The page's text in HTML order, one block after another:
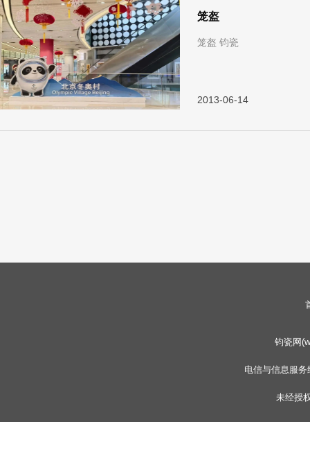
笼盔
笼盔 钧瓷
2013-06-14
钧瓷网
电信与信息服
未经授